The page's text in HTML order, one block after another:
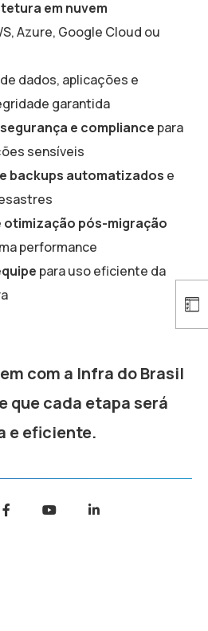
em nuvem
Azure, Google Cloud ou
de dados, aplicações e
garantida
e compliance para
sensíveis
backups automatizados e
pós-migração
performance
para uso eficiente da
com a Infra do Brasil
que cada etapa será
e eficiente.